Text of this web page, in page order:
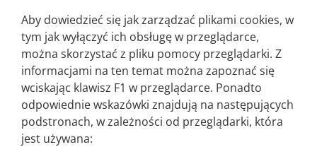
Aby dowiedzieć się jak zarządzać plikami cookies, w
tym jak wyłączyć ich obsługę w przeglądarce,
można skorzystać z pliku pomocy przeglądarki. Z
informacjami na ten temat można zapoznać się
wciskając klawisz F1 w przeglądarce. Ponadto
odpowiednie wskazówki znajdują na następujących
podstronach, w zależności od przeglądarki, która
jest używana: